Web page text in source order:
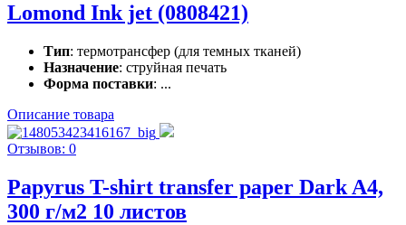
Lomond Ink jet (0808421)
Тип: термотрансфер (для темных тканей)
Назначение: струйная печать
Форма поставки: ...
Описание товара
Отзывов: 0
Papyrus T-shirt transfer paper Dark A4,
300 г/м2 10 листов